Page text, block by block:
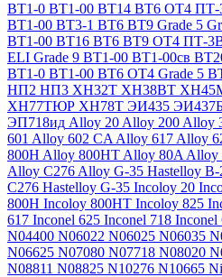
ВТ1-0 ВТ1-00 ВТ14 ВТ6 ОТ4 ПТ-
ВТ1-00 ВТ3-1 ВТ6 ВТ9 Grade 5
ВТ1-00 ВТ16 ВТ6 ВТ9 ОТ4 ПТ-
ELI Grade 9 ВТ1-00 ВТ1-00св
ВТ1-0 ВТ1-00 ВТ6 ОТ4 Grade 5
НП2 НП3 ХН32Т ХН38ВТ
ХН77ТЮР ХН78Т ЭИ435
ЭП718ид Alloy 20 Alloy 200 Alloy
601 Alloy 602 CA Alloy 617 Alloy
800H Alloy 800HT Alloy 80A Alloy
Alloy C276 Alloy G-35 Hastelloy B-
C276 Hastelloy G-35 Incoloy 20
800H Incoloy 800HT Incoloy 825
617 Inconel 625 Inconel 718 Inconel
N04400 N06022 N06025 N06035
N06625 N07080 N07718 N08020
N08811 N08825 N10276 N10665